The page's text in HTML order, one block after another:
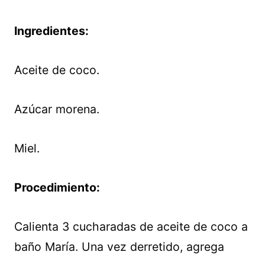
Ingredientes:
Aceite de coco.
Azúcar morena.
Miel.
Procedimiento:
Calienta 3 cucharadas de aceite de coco a
baño María. Una vez derretido, agrega